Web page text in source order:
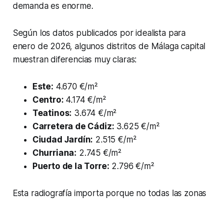
demanda es enorme.
Según los datos publicados por idealista para
enero de 2026, algunos distritos de Málaga capital
muestran diferencias muy claras:
Este: 4.670 €/m²
Centro: 4.174 €/m²
Teatinos: 3.674 €/m²
Carretera de Cádiz: 3.625 €/m²
Ciudad Jardín: 2.515 €/m²
Churriana: 2.745 €/m²
Puerto de la Torre: 2.796 €/m²
Esta radiografía importa porque no todas las zonas